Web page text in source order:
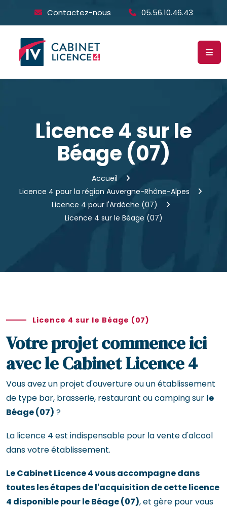
Contactez-nous 05.56.10.46.43
Licence 4 sur le
Béage (07)
Accueil
Licence 4 pour la région Auvergne-Rhône-Alpes
Licence 4 pour l'Ardèche (07)
Licence 4 sur le Béage (07)
Licence 4 sur le Béage (07)
Votre projet commence ici
avec le Cabinet Licence 4
Vous avez un projet d'ouverture ou un établissement
de type bar, brasserie, restaurant ou camping sur le
Béage (07) ?
La licence 4 est indispensable pour la vente d'alcool
dans votre établissement.
Le Cabinet Licence 4 vous accompagne dans
toutes les étapes de l'acquisition de cette licence
4 disponible pour le Béage (07), et gère pour vous